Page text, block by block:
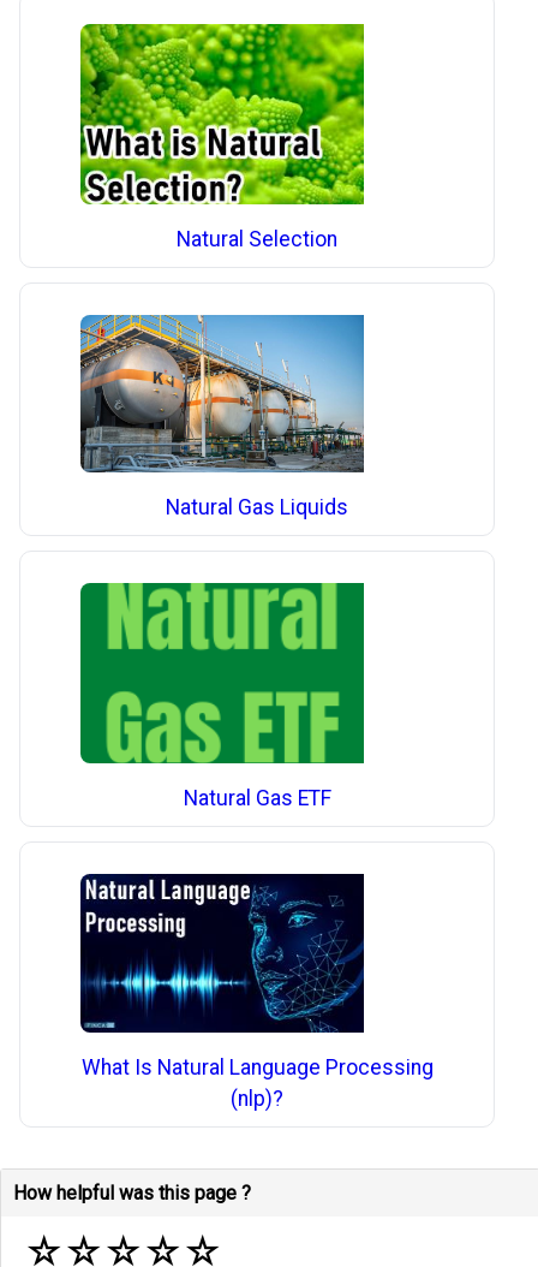
Natural Selection
Natural Gas Liquids
Natural Gas ETF
What Is Natural Language Processing
(nlp)?
How helpful was this page ?
☆☆☆☆☆